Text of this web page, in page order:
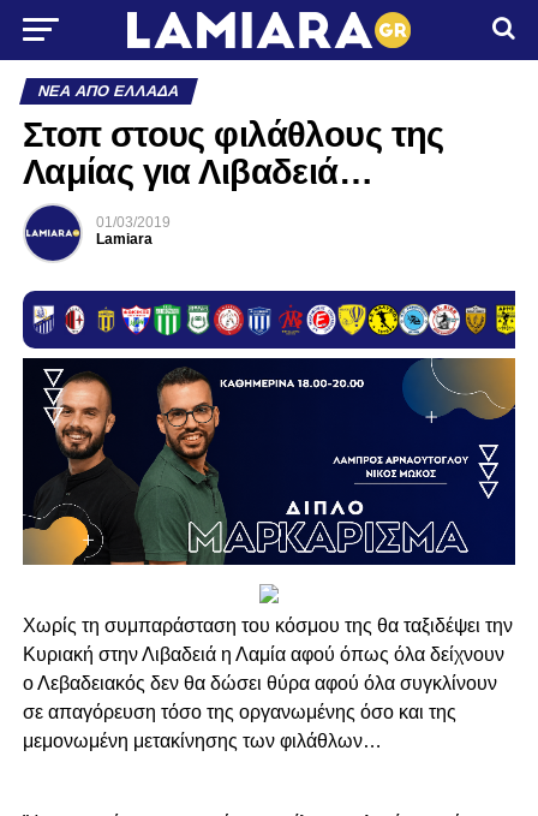
ΝΈΑ ΑΠΌ ΕΛΛΆΔΑ
Στοπ στους φιλάθλους της
Λαμίας για Λιβαδειά…
01/03/2019
Lamiara
Χωρίς τη συμπαράσταση του κόσμου της θα ταξιδέψει την
Κυριακή στην Λιβαδειά η Λαμία αφού όπως όλα δείχνουν
ο Λεβαδειακός δεν θα δώσει θύρα αφού όλα συγκλίνουν
σε απαγόρευση τόσο της οργανωμένης όσο και της
μεμονωμένη μετακίνησης των φιλάθλων…